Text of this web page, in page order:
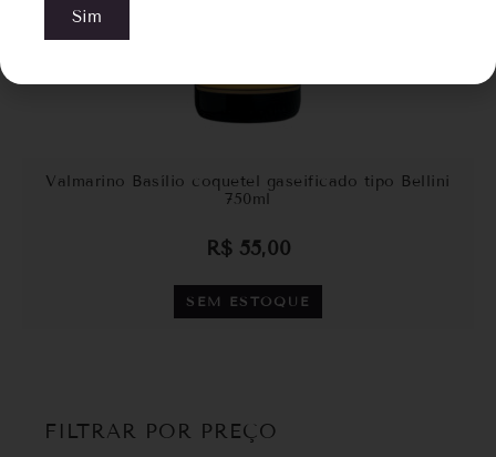
FILTRAR POR PREÇO
Valmarino Basílio coquetel gaseificado tipo Bellini
750ml
R$55,00
SEM ESTOQUE
Sim